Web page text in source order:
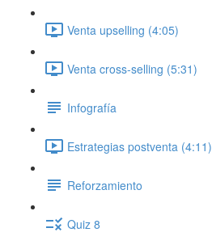
Venta upselling (4:05)
Venta cross-selling (5:31)
Infografía
Estrategias postventa (4:11)
Reforzamiento
Quiz 8